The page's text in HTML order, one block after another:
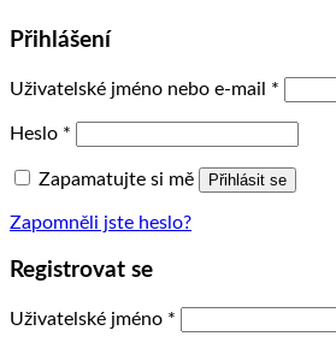
Přihlášení
Uživatelské jméno nebo e-mail *
Heslo *
Zapamatujte si mě Přihlásit se
Zapomněli jste heslo?
Registrovat se
Uživatelské jméno *